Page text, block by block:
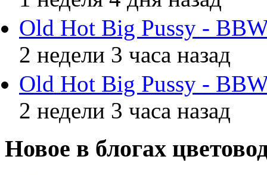
Old Hot Big Pussy -
2 недели 3 часа назад
Old Hot Big Pussy -
2 недели 3 часа назад
Новое в блогах